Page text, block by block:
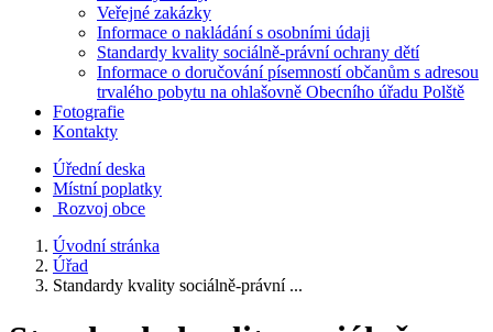
Veřejné zakázky
Informace o nakládání s osobními údaji
Standardy kvality sociálně-právní ochrany dětí
Informace o doručování písemností občanům s adresou
trvalého pobytu na ohlašovně Obecního úřadu Polště
Fotografie
Kontakty
Úřední deska
Místní poplatky
Rozvoj obce
Úvodní stránka
Úřad
Standardy kvality sociálně-právní ...